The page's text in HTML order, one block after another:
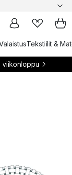
Tekstiilit &
viikonloppu